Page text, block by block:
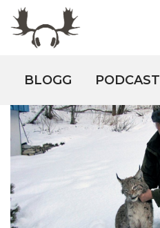
BLOGG PODCAST